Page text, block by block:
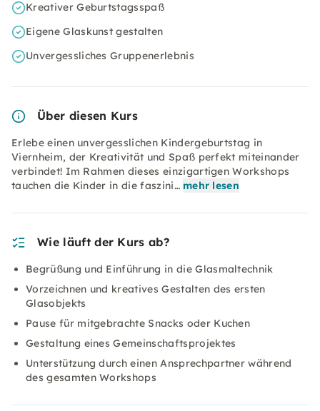
Kreativer Geburtstagsspaß
Eigene Glaskunst gestalten
Unvergessliches Gruppenerlebnis
Über diesen Kurs
Erlebe einen unvergesslichen Kindergeburtstag in
Viernheim, der Kreativität und Spaß perfekt miteinander
verbindet! Im Rahmen dieses einzigartigen Workshops
tauchen die Kinder in die faszini… mehr lesen
Wie läuft der Kurs ab?
Begrüßung und Einführung in die Glasmaltechnik
Vorzeichnen und kreatives Gestalten des ersten
Glasobjekts
Pause für mitgebrachte Snacks oder Kuchen
Gestaltung eines Gemeinschaftsprojektes
Unterstützung durch einen Ansprechpartner während
des gesamten Workshops